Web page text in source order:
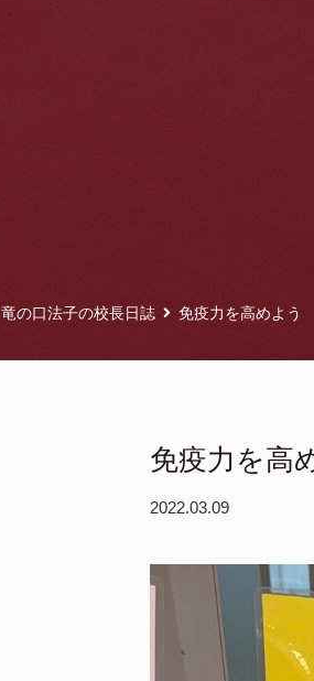
竜の口法子の校長日誌 免疫力を高めよう
免疫力を高
2022.03.09